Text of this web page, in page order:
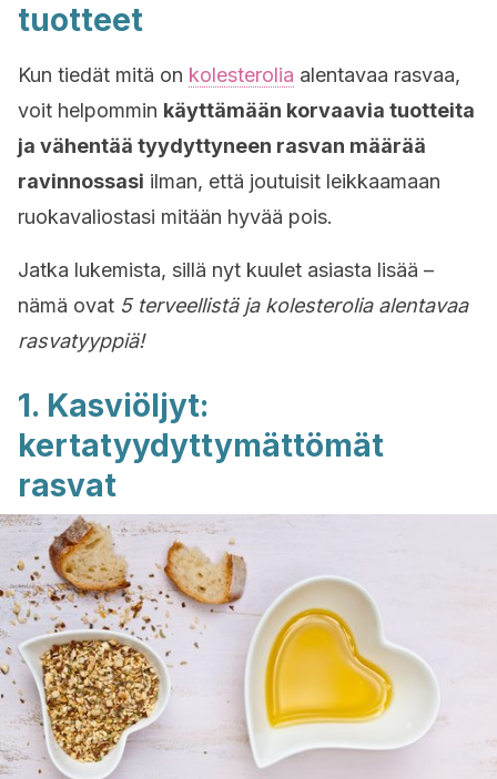
tuotteet
Kun tiedät mitä on kolesterolia alentavaa rasvaa,
voit helpommin käyttämään korvaavia tuotteita
ja vähentää tyydyttyneen rasvan määrää
ravinnossasi ilman, että joutuisit leikkaamaan
ruokavaliostasi mitään hyvää pois.
Jatka lukemista, sillä nyt kuulet asiasta lisää –
nämä ovat 5 terveellistä ja kolesterolia alentavaa
rasvatyyppiä!
1. Kasviöljyt:
kertatyydyttymättömät
rasvat